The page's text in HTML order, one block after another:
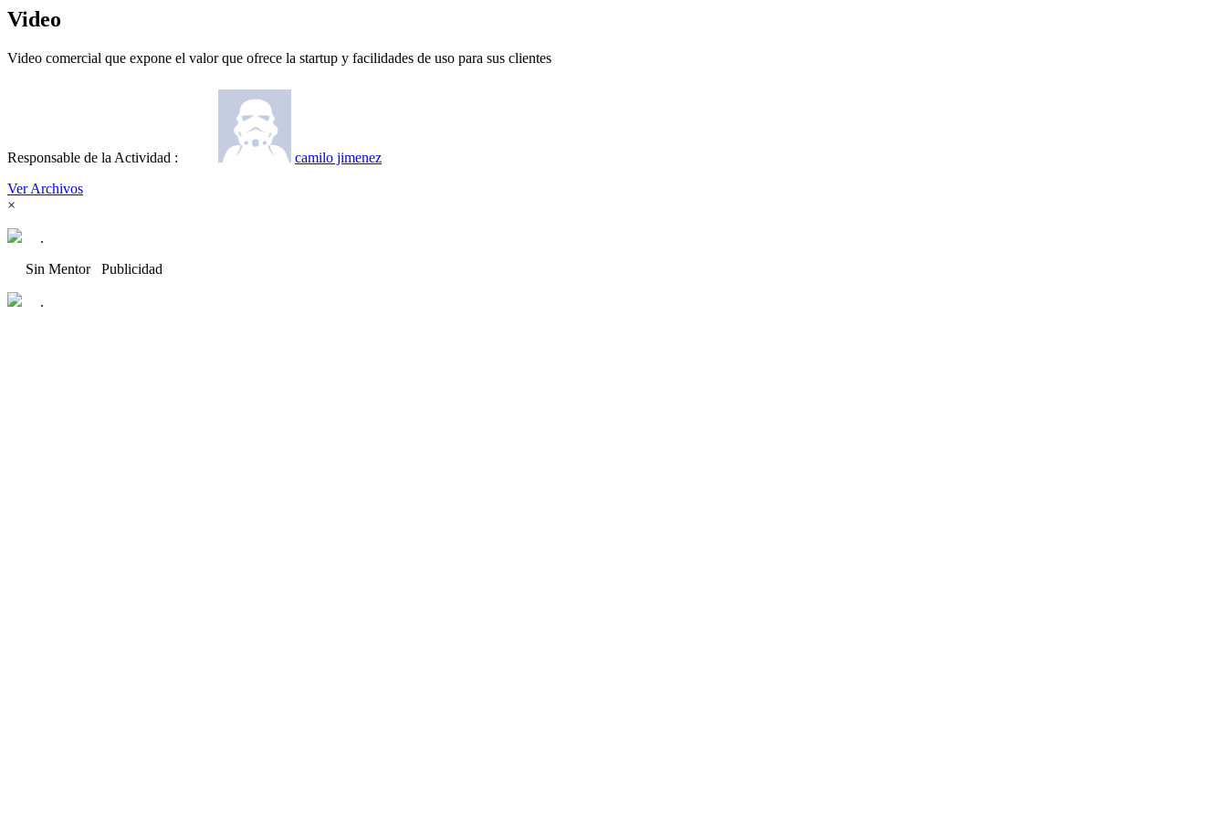
Video
Video comercial que expone el valor que ofrece la startup y facilidades de uso para sus clientes
Responsable de la Actividad :
camilo jimenez
Ver Archivos
×
.
Sin Mentor Publicidad
.